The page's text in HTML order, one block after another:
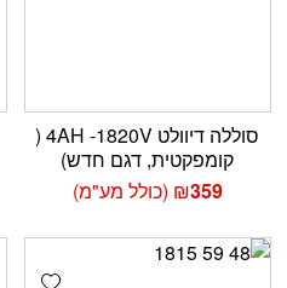
סוללה דיוולט 4AH -1820V (
קומפקטית, דגם חדש)
₪359 (כולל מע"מ)